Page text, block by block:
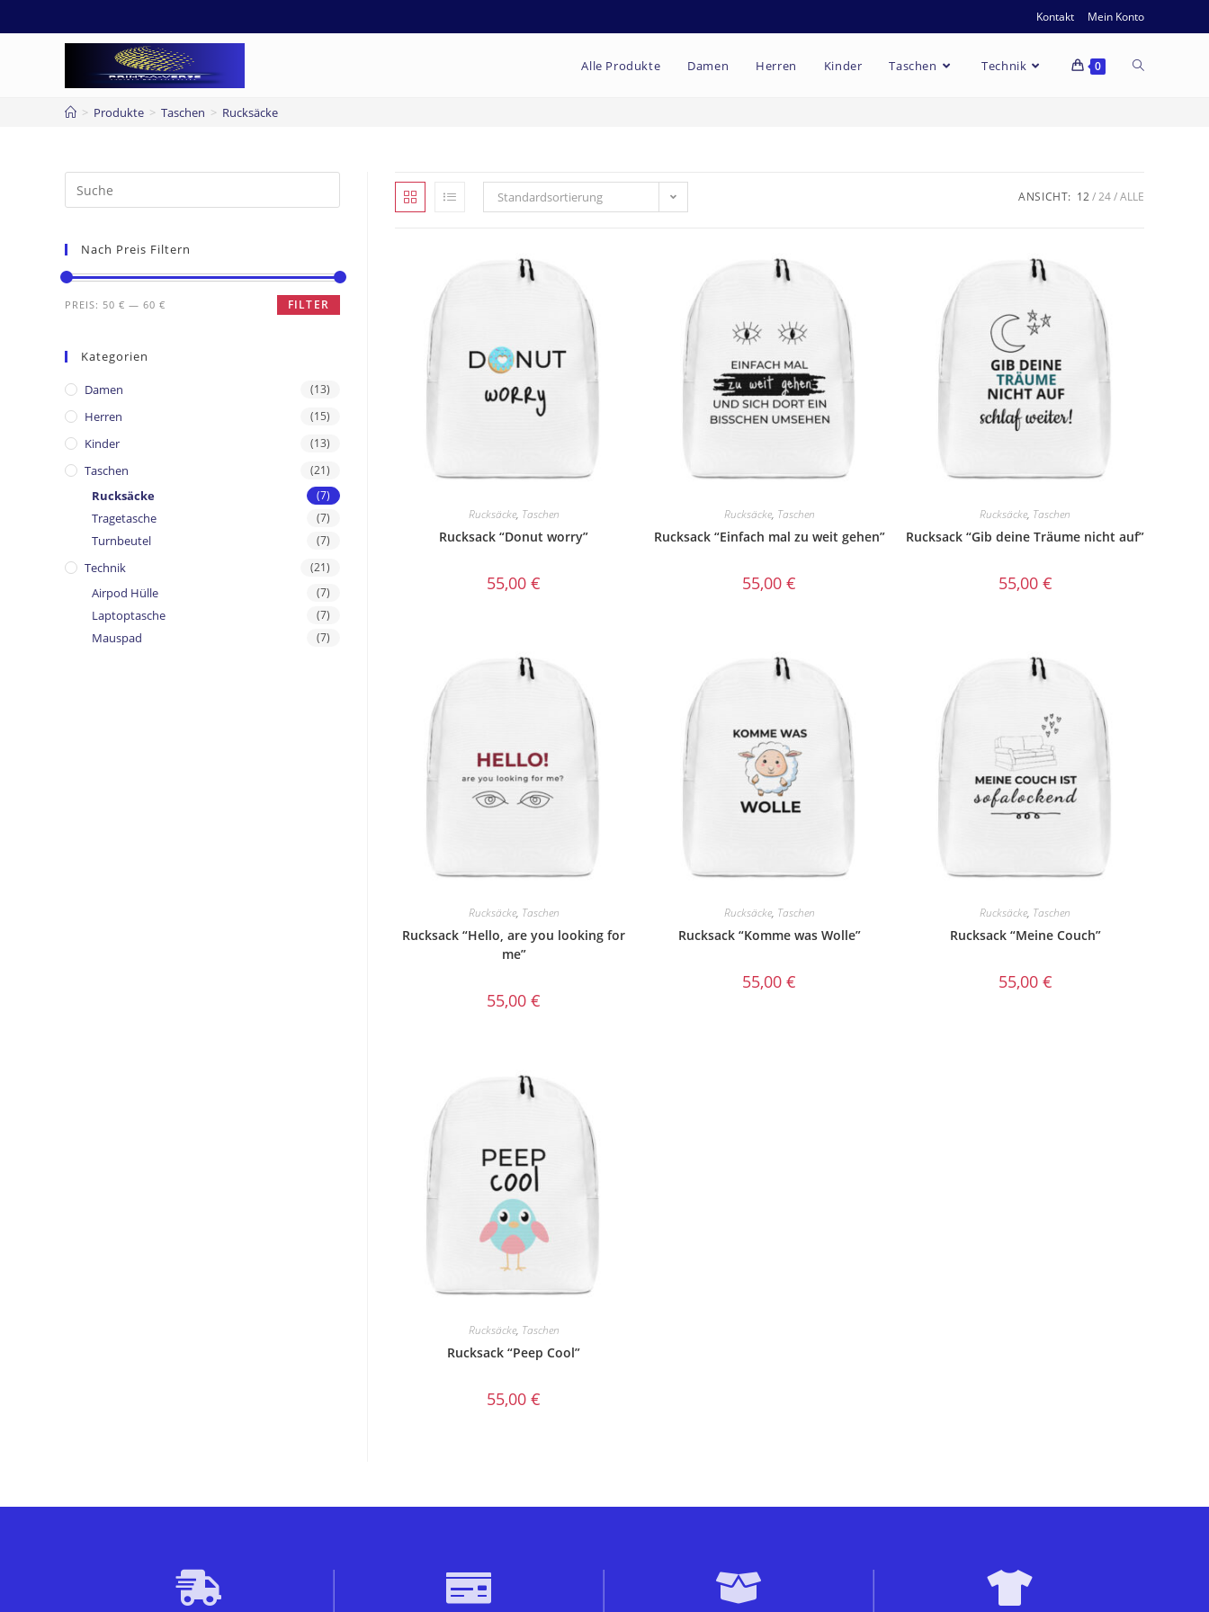
Kontakt Mein Konto
Alle Produkte Damen Herren Kinder Taschen Technik 0
> Produkte > Taschen > Rucksäcke
Standardsortierung ANSICHT: 12 24 ALLE
Rucksäcke, Taschen
Rucksack “Donut worry”
55,00€
Rucksäcke, Taschen
Rucksack “Einfach mal zu weit gehen”
55,00€
Rucksäcke, Taschen
Rucksack “Gib deine Träume nicht auf”
55,00 €
Rucksäcke, Taschen
Rucksack “Hello, are you looking for
me”
55,00€
Rucksäcke, Taschen
Rucksack “Komme was Wolle”
55,00€
Rucksäcke, Taschen
Rucksack “Meine Couch”
55,00 €
Rucksäcke, Taschen
Rucksack “Peep Cool”
55,00€
Nach Preis Filtern
FILTER
PREIS: 50 € — 60 €
Kategorien
Damen (13)
Herren (15)
Kinder (13)
Taschen (21)
Rucksäcke (7)
Tragetasche (7)
Turnbeutel (7)
Technik (21)
Airpod Hülle (7)
Laptoptasche (7)
Mauspad (7)